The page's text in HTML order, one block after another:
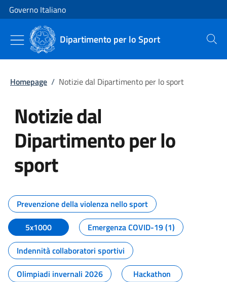
Vai al contenuto
Vai alla navigazione del sito
Governo Italiano
Dipartimento per lo Sport Cerca
Homepage / Notizie dal Dipartimento per lo sport
Notizie dal
Dipartimento per lo
sport
Tutti i contenuti della pagina
Prevenzione della violenza nello sport
5x1000
Emergenza COVID-19 (1)
Indennità collaboratori sportivi
Olimpiadi invernali 2026
Hackathon